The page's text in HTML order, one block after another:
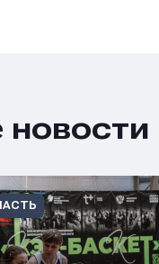
новости